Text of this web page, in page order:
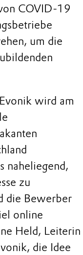
COVID-19
um die
wird am
naheliegend,
zu
die Bewerber
online
Held, Leiterin
die Idee